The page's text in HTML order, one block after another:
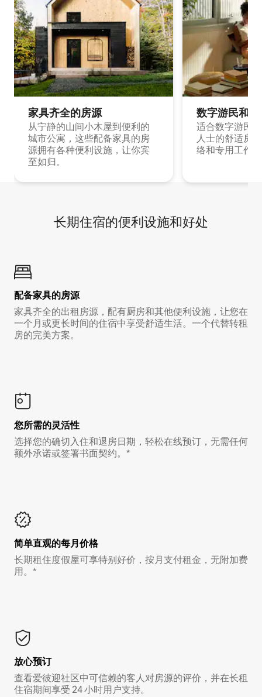
家具齐全的房源
从宁静的山间小木屋到便利的
城市公寓，这些配备家具的房
源拥有各种便利设施，让你宾
至如归。
数字游民和
适合数字游民
人士的舒适房
络和专用工作
长期住宿的便利设施和好处
配备家具的房源
家具齐全的出租房源，配有厨房和其他便利设施，让您在
一个月或更长时间的住宿中享受舒适生活。一个代替转租
房的完美方案。
您所需的灵活性
选择您的确切入住和退房日期，轻松在线预订，无需任何
额外承诺或签署书面契约。*
简单直观的每月价格
长期租住度假屋可享特别好价，按月支付租金，无附加费
用。*
放心预订
查看爱彼迎社区中可信赖的客人对房源的评价，并在长租
住宿期间享受 24 小时用户支持。